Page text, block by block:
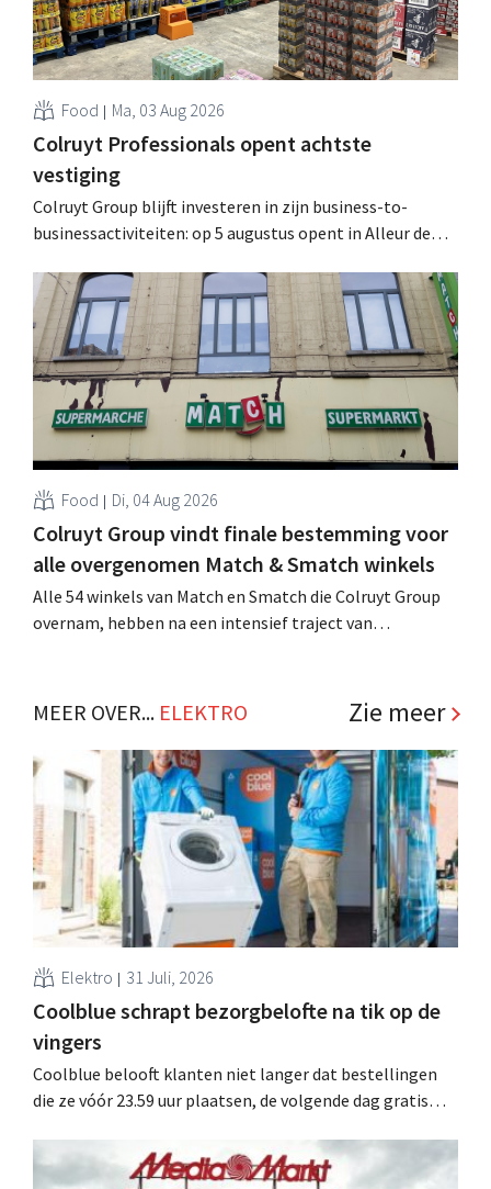
Food Ma, 03 Aug 2026
Colruyt Professionals opent achtste
vestiging
Colruyt Group blijft investeren in zijn business-to-
businessactiviteiten: op 5 augustus opent in Alleur de
winkelformule die zich uitsluitend richt op professionele
klanten. .
Food Di, 04 Aug 2026
Colruyt Group vindt finale bestemming voor
alle overgenomen Match & Smatch winkels
Alle 54 winkels van Match en Smatch die Colruyt Group
overnam, hebben na een intensief traject van
.MEER OVER... ELEKTRO Zie meer
Elektro 31 Juli, 2026
Coolblue schrapt bezorgbelofte na tik op de
vingers
Coolblue belooft klanten niet langer dat bestellingen
die ze vóór 23.59 uur plaatsen, de volgende dag gratis
nadat de Nederlandse Reclame Code Commissie
oordeelde dat de belofte misleidend en oneerlijk was.